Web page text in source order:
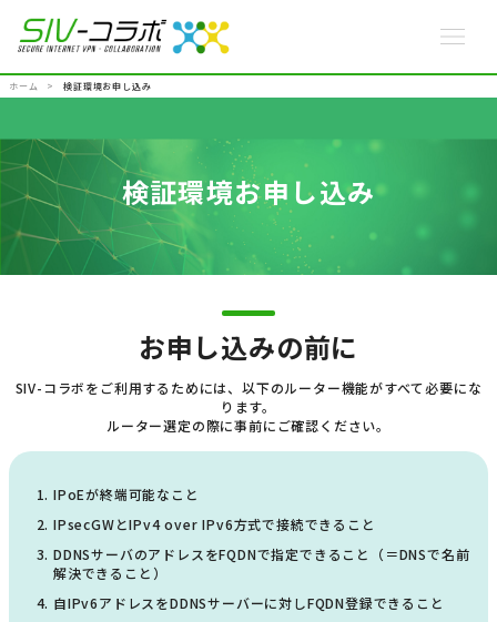
ホーム 検証環境お申し込み
検証環境お申し込み
お申し込みの前に
SIV-コラボをご利用するためには、以下のルーター機能がすべて必要にな
ります。
ルーター選定の際に事前にご確認ください。
IPoEが終端可能なこと
IPsecGWとIPv4 over IPv6方式で接続できること
DDNSサーバのアドレスをFQDNで指定できること（＝DNSで名前
解決できること）
自IPv6アドレスをDDNSサーバーに対しFQDN登録できること